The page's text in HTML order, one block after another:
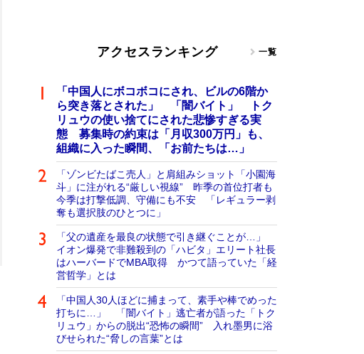
アクセスランキング 一覧
「中国人にボコボコにされ、ビルの6階か
ら突き落とされた」 「闇バイト」 トク
リュウの使い捨てにされた悲惨すぎる実
態 募集時の約束は「月収300万円」も、
組織に入った瞬間、「お前たちは…」
「ゾンビたばこ売人」と肩組みショット「小園海
斗」に注がれる“厳しい視線” 昨季の首位打者も
今季は打撃低調、守備にも不安 「レギュラー剥
奪も選択肢のひとつに」
「父の遺産を最良の状態で引き継ぐことが…」
イオン爆発で非難殺到の「ハビタ」エリート社長
はハーバードでMBA取得 かつて語っていた「経
営哲学」とは
「中国人30人ほどに捕まって、素手や棒でめった
打ちに…」 「闇バイト」逃亡者が語った「トク
リュウ」からの脱出“恐怖の瞬間” 入れ墨男に浴
びせられた“脅しの言葉”とは